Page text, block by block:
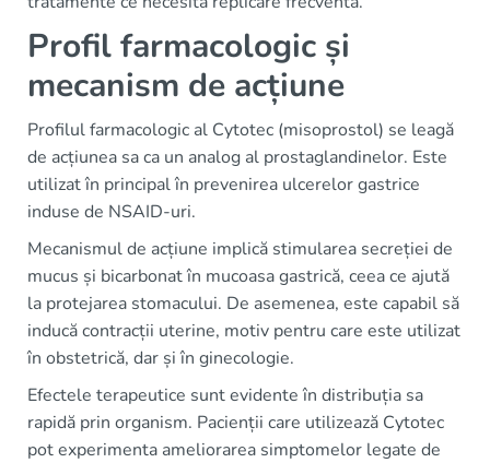
Profil farmacologic și
mecanism de acțiune
Profilul farmacologic al Cytotec (misoprostol) se leagă
de acțiunea sa ca un analog al prostaglandinelor. Este
utilizat în principal în prevenirea ulcerelor gastrice
induse de NSAID-uri.
Mecanismul de acțiune implică stimularea secreției de
mucus și bicarbonat în mucoasa gastrică, ceea ce ajută
la protejarea stomacului. De asemenea, este capabil să
inducă contracții uterine, motiv pentru care este utilizat
în obstetrică, dar și în ginecologie.
Efectele terapeutice sunt evidente în distribuția sa
rapidă prin organism. Pacienții care utilizează Cytotec
pot experimenta ameliorarea simptomelor legate de